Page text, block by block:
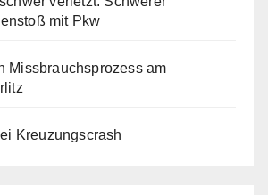
mit Pkw
Missbrauchsprozess am
Kreuzungscrash